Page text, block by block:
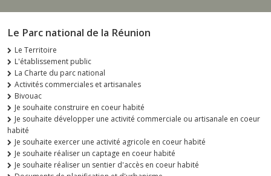
Le Parc national de la Réunion
Le Territoire
L'établissement public
La Charte du parc national
Activités commerciales et artisanales
Bivouac
Je souhaite construire en coeur habité
Je souhaite développer une activité commerciale ou artisanale en coeur
habité
Je souhaite exercer une activité agricole en coeur habité
Je souhaite réaliser un captage en coeur habité
Je souhaite réaliser un sentier d'accès en coeur habité